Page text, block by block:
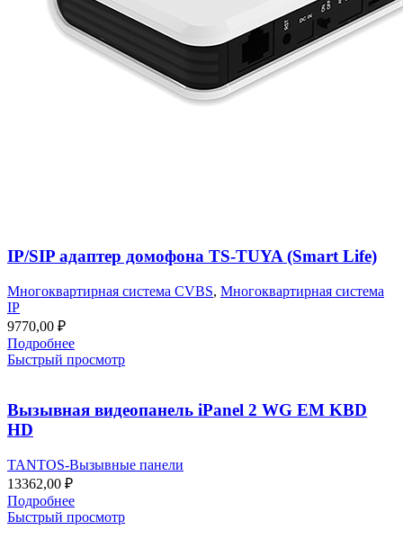
IP/SIP адаптер домофона TS-TUYA (Smart Life)
Многоквартирная система CVBS, Многоквартирная система
IP
9770,00 ₽
Подробнее
Быстрый просмотр
Вызывная видеопанель iPanel 2 WG EM KBD
HD
TANTOS-Вызывные панели
13362,00 ₽
Подробнее
Быстрый просмотр